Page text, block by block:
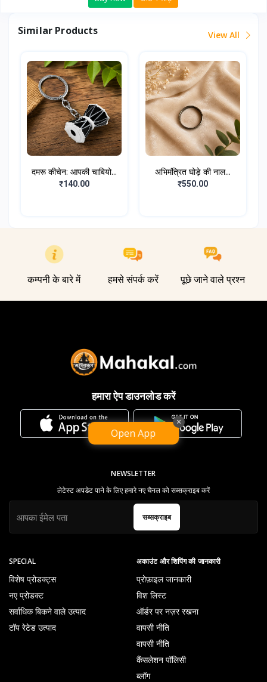
Similar Products View All
दमरू कीचेन: आपकी चाबियो...
₹140.00
अभिमंत्रित घोड़े की नाल...
₹550.00
कम्पनी के बारे में हमसे संपर्क करें पूछे जाने वाले प्रश्न
हमारा ऐप डाउनलोड करें
SPECIAL
विशेष प्रोडक्ट्स
नए प्रोडक्ट
सर्वाधिक बिकने वाले उत्पाद
टॉप रेटेड उत्पाद
अकाउंट और शिपिंग की जानकारी
प्रोफ़ाइल जानकारी
विश लिस्ट
ऑर्डर पर नज़र रखना
वापसी नीति
वापसी नीति
कैंसलेशन पॉलिसी
ब्लॉग
NEWSLETTER
लेटेस्ट अपडेट पाने के लिए हमारे नए चैनल को सब्सक्राइब करें
सब्सक्राइब
Open App
×